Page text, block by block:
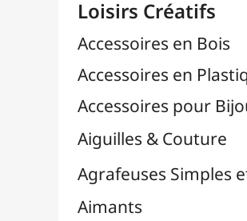
Clous / Pointes / Épingles
Coloriage
Crochets de Tricot
Divers
Effets Oxydation / Rouille
Emporte-Pièces & Perforatrices
Feuilles Métallisées & Foils
Feutrines & Caoutchouc Mousse
Fibres & Raphia